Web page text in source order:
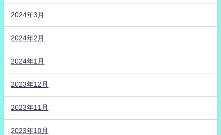
2024年3月
2024年2月
2024年1月
2023年12月
2023年11月
2023年10月